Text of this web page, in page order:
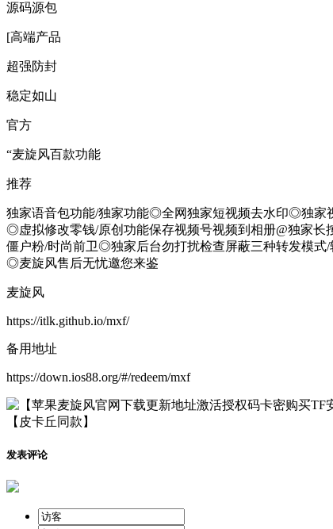
源码源包
[高端产品
超强防封
稳定如山
官方
“麦旋风百款功能
推荐
独家语音包功能/独家功能◎全网独家短视频去水印◎独家
◎虚拟修改零钱/原创功能保存视频号视频到相册@独家
僵户粉/时尚前卫◎独家后台勿打扰检查屏蔽三种转发模
◎麦旋风售后无忧邀您来鉴
麦旋风
https://itlk.github.io/mxf/
备用地址
https://down.ios88.org/#/redeem/mxf
发表评论